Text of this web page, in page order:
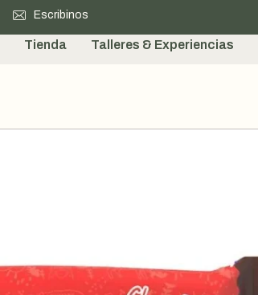
Escribinos
Tienda Talleres & Experiencias